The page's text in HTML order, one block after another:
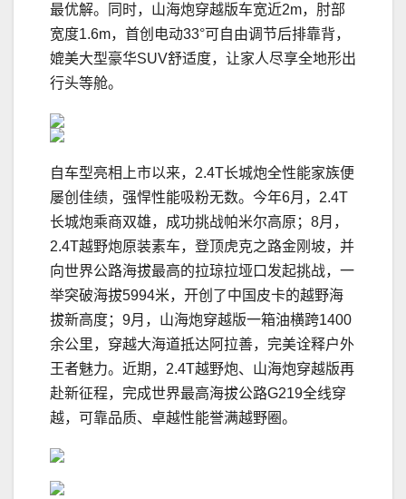
最优解。同时，山海炮穿越版车宽近2m，肘部
宽度1.6m，首创电动33°可自由调节后排靠背，
媲美大型豪华SUV舒适度，让家人尽享全地形出
行头等舱。
自车型亮相上市以来，2.4T长城炮全性能家族便
屡创佳绩，强悍性能吸粉无数。今年6月，2.4T
长城炮乘商双雄，成功挑战帕米尔高原；8月，
2.4T越野炮原装素车，登顶虎克之路金刚坡，并
向世界公路海拔最高的拉琼拉垭口发起挑战，一
举突破海拔5994米，开创了中国皮卡的越野海
拔新高度；9月，山海炮穿越版一箱油横跨1400
余公里，穿越大海道抵达阿拉善，完美诠释户外
王者魅力。近期，2.4T越野炮、山海炮穿越版再
赴新征程，完成世界最高海拔公路G219全线穿
越，可靠品质、卓越性能誉满越野圈。